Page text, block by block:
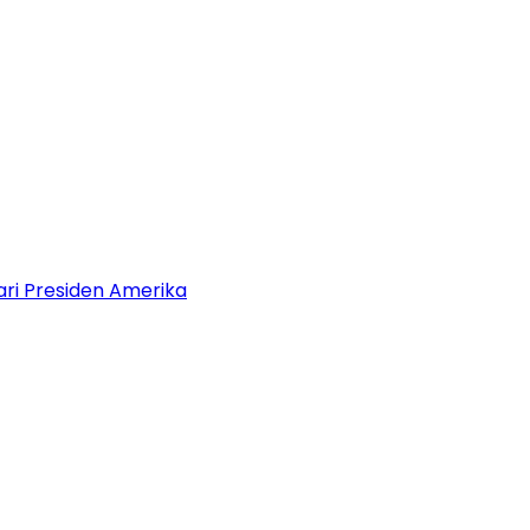
Presiden Amerika